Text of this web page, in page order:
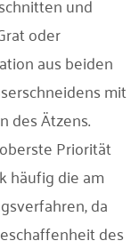
oder
aus beiden
mit
des Ätzens.
Priorität
häufig die am
da
des